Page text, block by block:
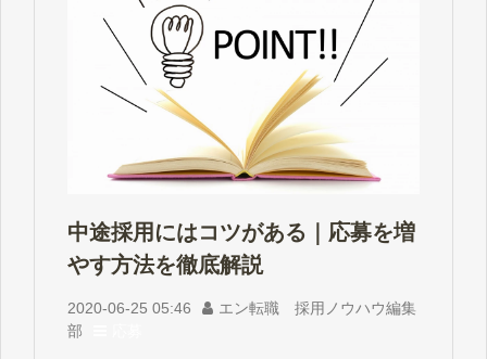
中途採用にはコツがある｜応募を増
やす方法を徹底解説
2020-06-25 05:46
エン転職 採用ノウハウ編集
部